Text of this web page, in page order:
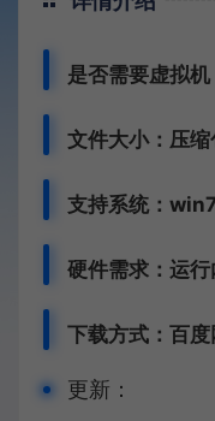
是否需要虚拟
文件大小：压
支持系统：
硬件需求：运
下载方式： 百度
更新：